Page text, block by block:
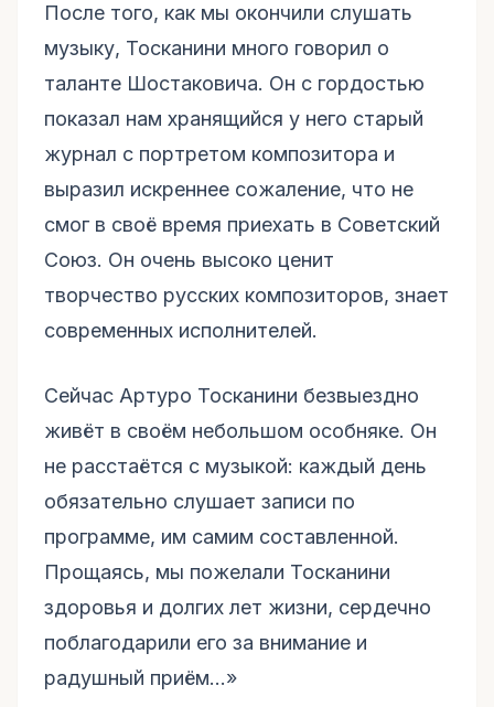
После того, как мы окончили слушать
музыку, Тосканини много говорил о
таланте Шостаковича. Он с гордостью
показал нам хранящийся у него старый
журнал с портретом композитора и
выразил искреннее сожаление, что не
смог в своё время приехать в Советский
Союз. Он очень высоко ценит
творчество русских композиторов, знает
современных исполнителей.
Сейчас Артуро Тосканини безвыездно
живёт в своём небольшом особняке. Он
не расстаётся с музыкой: каждый день
обязательно слушает записи по
программе, им самим составленной.
Прощаясь, мы пожелали Тосканини
здоровья и долгих лет жизни, сердечно
поблагодарили его за внимание и
радушный приём…»